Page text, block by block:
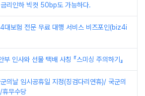
리인하 빅컷 50bp도 가능하다.
대보험 전문 무료 대행 서비스 비즈포인(biz4i
부 인사와 선물 택배 사칭 『스미싱 주의하기』
의날 임시공휴일 지정(징검다리연휴)/ 국군의
휴무수당